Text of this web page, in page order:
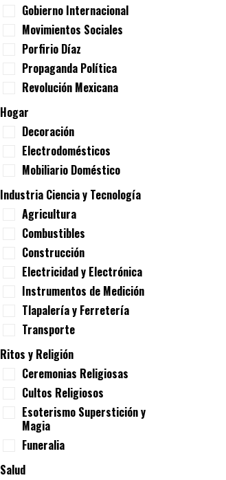
Gobierno Internacional
Movimientos Sociales
Porfirio Díaz
Propaganda Política
Revolución Mexicana
Hogar
Decoración
Electrodomésticos
Mobiliario Doméstico
Industria Ciencia y Tecnología
Agricultura
Combustibles
Construcción
Electricidad y Electrónica
Instrumentos de Medición
Tlapalería y Ferretería
Transporte
Ritos y Religión
Ceremonias Religiosas
Cultos Religiosos
Esoterismo Superstición y
Magia
Funeralia
Salud